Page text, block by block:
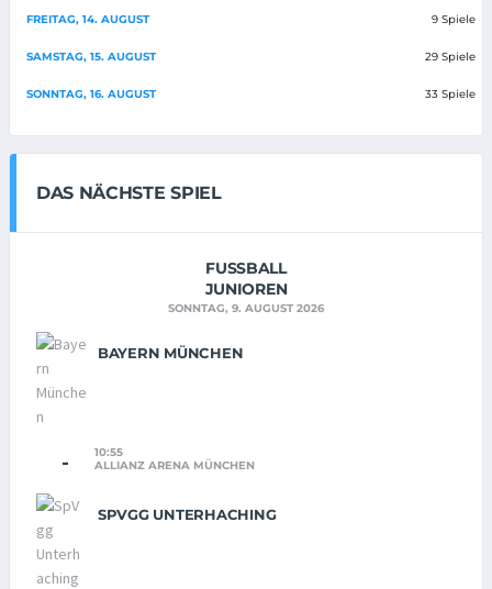
FREITAG, 14. AUGUST 9 Spiele
SAMSTAG, 15. AUGUST 29 Spiele
SONNTAG, 16. AUGUST 33 Spiele
DAS NÄCHSTE SPIEL
FUSSBALL
JUNIOREN
SONNTAG, 9. AUGUST 2026
BAYERN MÜNCHEN
-
10:55
ALLIANZ ARENA MÜNCHEN
SPVGG UNTERHACHING